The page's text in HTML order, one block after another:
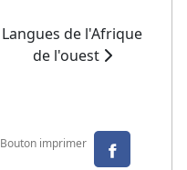
Langues de l'Afrique
de l'ouest
Bouton imprimer